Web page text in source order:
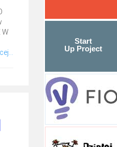
W
Start
Up Project